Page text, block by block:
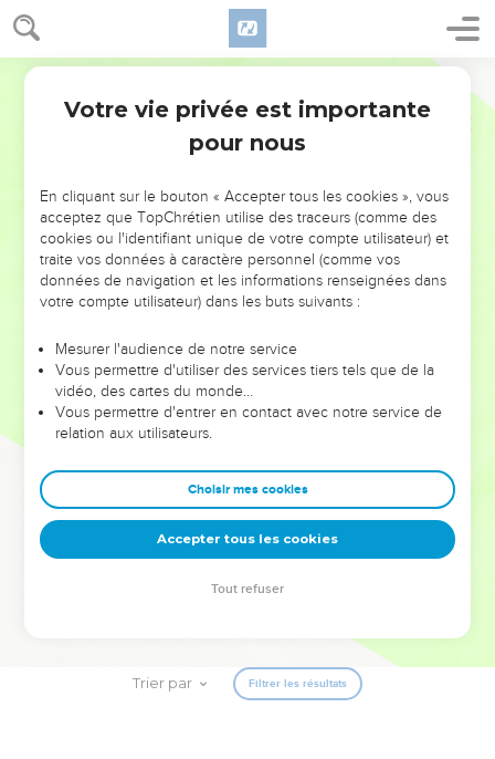
NE MANQUEZ PAS L’ÉVÉNEMENT
DE L’ANNÉE !
ET SI LEURS ERREURS POUVAIENT VOUS ÉVITER LES
VOTRES ?
leur foi ou leur vision. Mais on voit moins les doutes, les erreurs
et les saisons difficiles qu'ils ont traversés, alors même que ce
sont elles qui les ont façonnés.
Dans cette conférence, leaders, entrepreneurs, et responsables
clés pour avancer avec plus de sagesse afin que leurs erreurs
deviennent vos tremplins. Que vous guidiez un ministère, une
équipe, un groupe ou une famille, leur expérience est faite
pour vous.
Trier par Filtrer les résultats
Votre vie privée est importante
pour nous
En cliquant sur le bouton « Accepter tous les cookies », vous
acceptez que TopChrétien utilise des traceurs (comme des
cookies ou l'identifiant unique de votre compte utilisateur) et
traite vos données à caractère personnel (comme vos
données de navigation et les informations renseignées dans
votre compte utilisateur) dans les buts suivants :
Mesurer l'audience de notre service
Vous permettre d'utiliser des services tiers tels que de la
vidéo, des cartes du monde…
Vous permettre d'entrer en contact avec notre service de
relation aux utilisateurs.
Choisir mes cookies
Accepter tous les cookies
Tout refuser